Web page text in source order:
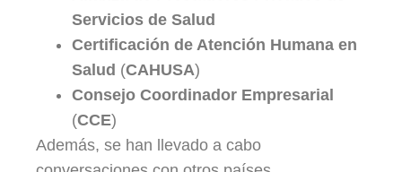
Servicios de Salud
Certificación de Atención Humana en
Salud (CAHUSA)
Consejo Coordinador Empresarial
(CCE)
Además, se han llevado a cabo